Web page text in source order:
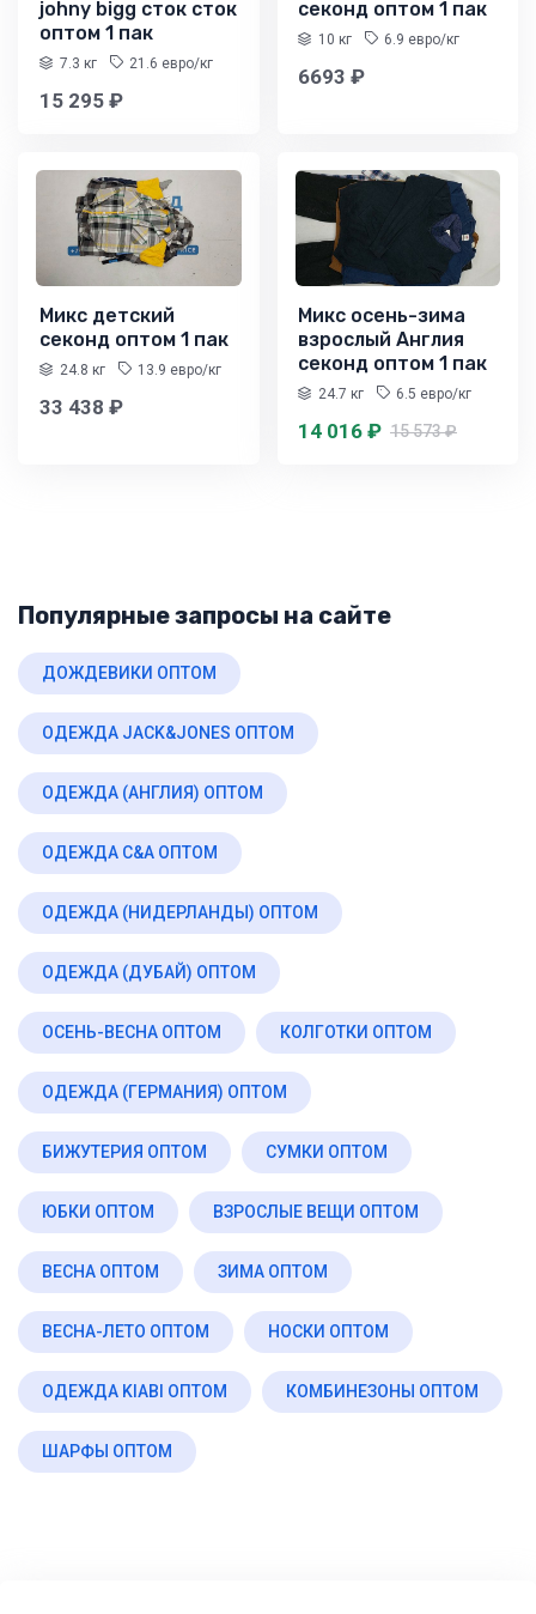
johny bigg сток сток
оптом 1 пак
7.3 кг 21.6 евро/кг
15 295 ₽
секонд оптом 1 пак
10 кг 6.9 евро/кг
6693 ₽
Микс детский
секонд оптом 1 пак
24.8 кг 13.9 евро/кг
33 438 ₽
Микс осень-зима
взрослый Англия
секонд оптом 1 пак
24.7 кг 6.5 евро/кг
14 016 ₽ 15 573 ₽
Популярные запросы на сайте
ДОЖДЕВИКИ ОПТОМ
ОДЕЖДА JACK&JONES ОПТОМ
ОДЕЖДА (АНГЛИЯ) ОПТОМ
ОДЕЖДА C&A ОПТОМ
ОДЕЖДА (НИДЕРЛАНДЫ) ОПТОМ
ОДЕЖДА (ДУБАЙ) ОПТОМ
ОСЕНЬ-ВЕСНА ОПТОМ КОЛГОТКИ ОПТОМ
ОДЕЖДА (ГЕРМАНИЯ) ОПТОМ
БИЖУТЕРИЯ ОПТОМ СУМКИ ОПТОМ
ЮБКИ ОПТОМ ВЗРОСЛЫЕ ВЕЩИ ОПТОМ
ВЕСНА ОПТОМ ЗИМА ОПТОМ
ВЕСНА-ЛЕТО ОПТОМ НОСКИ ОПТОМ
ОДЕЖДА KIABI ОПТОМ КОМБИНЕЗОНЫ ОПТОМ
ШАРФЫ ОПТОМ